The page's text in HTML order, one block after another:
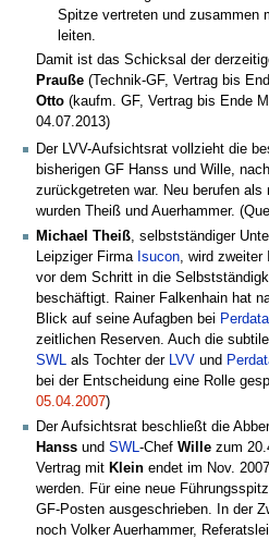
Spitze vertreten und zusammen
leiten.
Damit ist das Schicksal der
Prauße (Technik-GF, Vertrag bis
Otto (kaufm. GF, Vertrag bis Ende
04.07.2013)
Der LVV-Aufsichtsrat vollzieht die
bisherigen GF Hanss und Wille,
zurückgetreten war. Neu berufen
wurden Theiß und Auerhammer.
Michael Theiß, selbstständiger
Leipziger Firma Isucon, wird zweiter
vor dem Schritt in die
beschäftigt. Rainer Falkenhain hat
Blick auf seine Aufagben bei Perdata
zeitlichen Reserven. Auch die
SWL als Tochter der LVV und
bei der Entscheidung eine Rolle
05.04.2007)
Der Aufsichtsrat beschließt die
Hanss und SWL-Chef Wille zum
Vertrag mit Klein endet im Nov.
werden. Für eine neue
GF-Posten ausgeschrieben. In der
noch Volker Auerhammer,